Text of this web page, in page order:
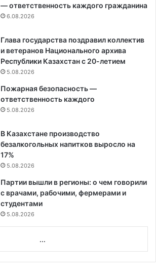
— ответственность каждого гражданина
6.08.2026
Глава государства поздравил коллектив
и ветеранов Национального архива
Республики Казахстан с 20-летием
5.08.2026
Пожарная безопасность —
ответственность каждого
5.08.2026
В Казахстане производство
безалкогольных напитков выросло на
17%
5.08.2026
Партии вышли в регионы: о чем говорили
с врачами, рабочими, фермерами и
студентами
5.08.2026
...